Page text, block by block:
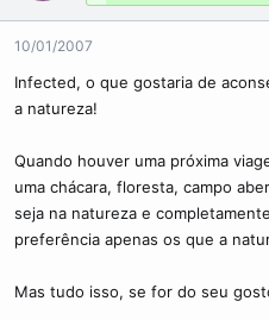
10/01/2007
Infected, o que gostaria de
a natureza!
Quando houver uma próxima
uma chácara, floresta, campo
seja na natureza e
preferência apenas os que a
Mas tudo isso, se for do seu